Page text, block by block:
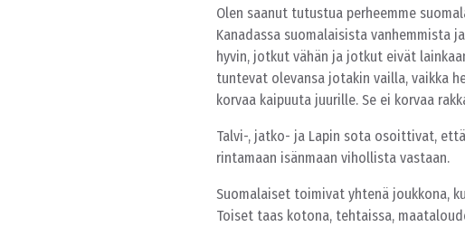
Olen saanut tutustua perheemme
Kanadassa suomalaisista vanhemmista
hyvin, jotkut vähän ja jotkut eivät
tuntevat olevansa jotakin vailla, vaikka
korvaa kaipuuta juurille. Se ei korvaa
Talvi-, jatko- ja Lapin sota osoittivat,
rintamaan isänmaan vihollista vastaan.
Suomalaiset toimivat yhtenä joukkona,
Toiset taas kotona, tehtaissa,